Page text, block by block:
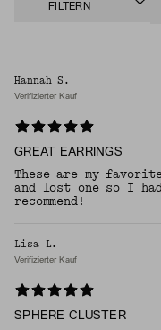
FILTERN
Hannah S.
Verifizierter Kauf
GREAT EARRINGS
These are my
and lost one so I
recommend!
Lisa L.
Verifizierter Kauf
SPHERE CLUSTER